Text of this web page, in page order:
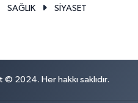
SAĞLIK
SİYASET
2024. Her hakkı saklıdır.